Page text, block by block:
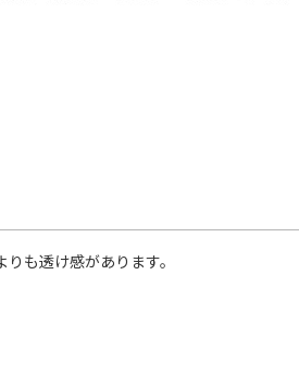
も透け感があります。